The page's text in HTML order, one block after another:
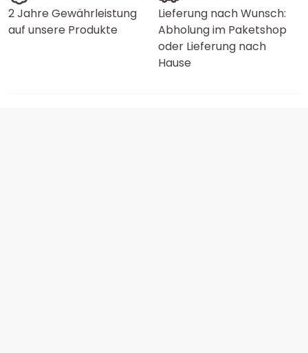
2 Jahre Gewährleistung
auf unsere Produkte
Lieferung nach Wunsch:
Abholung im Paketshop
oder Lieferung nach
Hause